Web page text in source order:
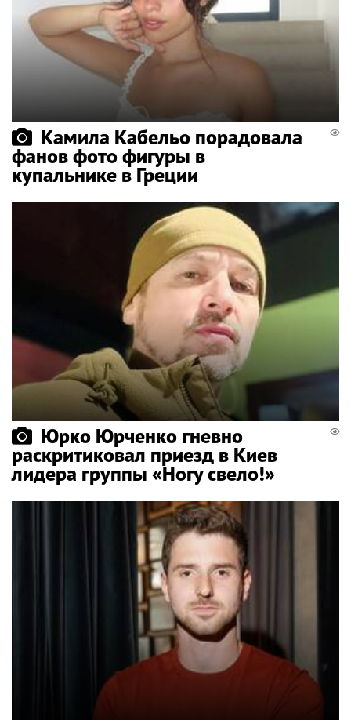
Камила Кабельо порадовала
фанов фото фигуры в
купальнике в Греции
Юрко Юрченко гневно
раскритиковал приезд в Киев
лидера группы «Ногу свело!»